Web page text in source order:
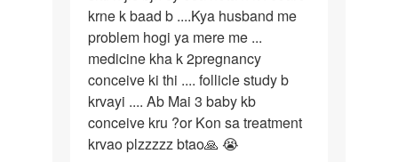
krne k baad b ....Kya husband me
problem hogi ya mere me ...
medicine kha k 2pregnancy
conceive ki thi .... follicle study b
krvayi .... Ab Mai 3 baby kb
conceive kru ?or Kon sa treatment
krvao plzzzzz btao🙏 😭